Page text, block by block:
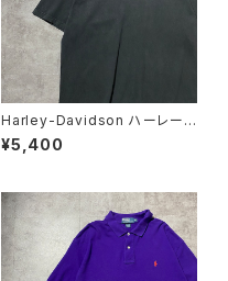
Harley-Davidson ハーレーダ
ビッドソン ロゴプリント メキ
シコ製 ブラック 黒 Tシャツ
¥5,400